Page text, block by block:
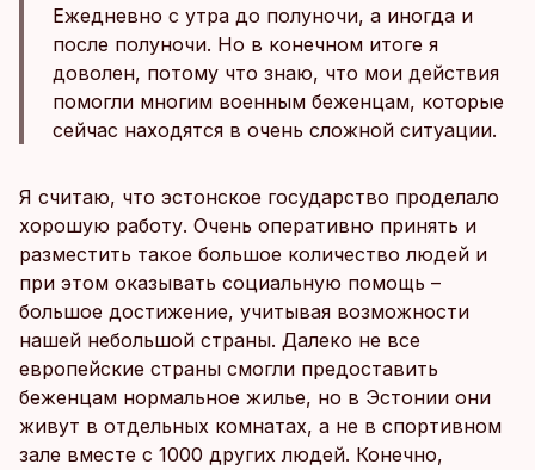
Ежедневно с утра до полуночи, а иногда и
после полуночи. Но в конечном итоге я
доволен, потому что знаю, что мои действия
помогли многим военным беженцам, которые
сейчас находятся в очень сложной ситуации.
Я считаю, что эстонское государство проделало
хорошую работу. Очень оперативно принять и
разместить такое большое количество людей и
при этом оказывать социальную помощь –
большое достижение, учитывая возможности
нашей небольшой страны. Далеко не все
европейские страны смогли предоставить
беженцам нормальное жилье, но в Эстонии они
живут в отдельных комнатах, а не в спортивном
зале вместе с 1000 других людей. Конечно,